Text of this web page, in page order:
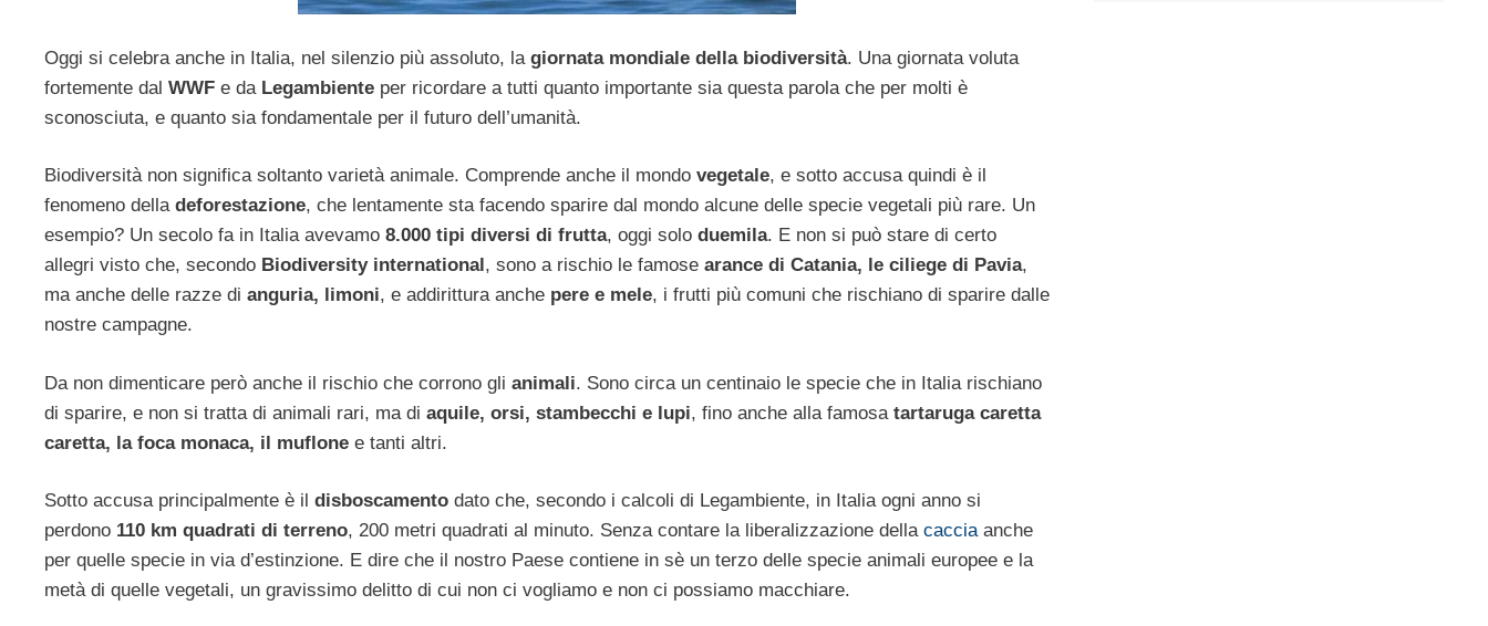
Oggi si celebra anche in Italia, nel silenzio più assoluto, la giornata mondiale della biodiversità. Una giornata voluta
fortemente dal WWF e da Legambiente per ricordare a tutti quanto importante sia questa parola che per molti è
sconosciuta, e quanto sia fondamentale per il futuro dell’umanità.
Biodiversità non significa soltanto varietà animale. Comprende anche il mondo vegetale, e sotto accusa quindi è il
fenomeno della deforestazione, che lentamente sta facendo sparire dal mondo alcune delle specie vegetali più rare. Un
esempio? Un secolo fa in Italia avevamo 8.000 tipi diversi di frutta, oggi solo duemila. E non si può stare di certo
allegri visto che, secondo Biodiversity international , sono a rischio le famose arance di Catania, le ciliege di Pavia,
ma anche delle razze di anguria, limoni, e addirittura anche pere e mele, i frutti più comuni che rischiano di sparire dalle
nostre campagne.
Da non dimenticare però anche il rischio che corrono gli animali. Sono circa un centinaio le specie che in Italia rischiano
di sparire, e non si tratta di animali rari, ma di aquile, orsi, stambecchi e lupi, fino anche alla famosa tartaruga caretta
caretta, la foca monaca, il muflone e tanti altri.
Sotto accusa principalmente è il disboscamento dato che, secondo i calcoli di Legambiente, in Italia ogni anno si
perdono 110 km quadrati di terreno, 200 metri quadrati al minuto. Senza contare la liberalizzazione della cacciaanche
per quelle specie in via d’estinzione. E dire che il nostro Paese contiene in sè un terzo delle specie animali europee e la
metà di quelle vegetali, un gravissimo delitto di cui non ci vogliamo e non ci possiamo macchiare.